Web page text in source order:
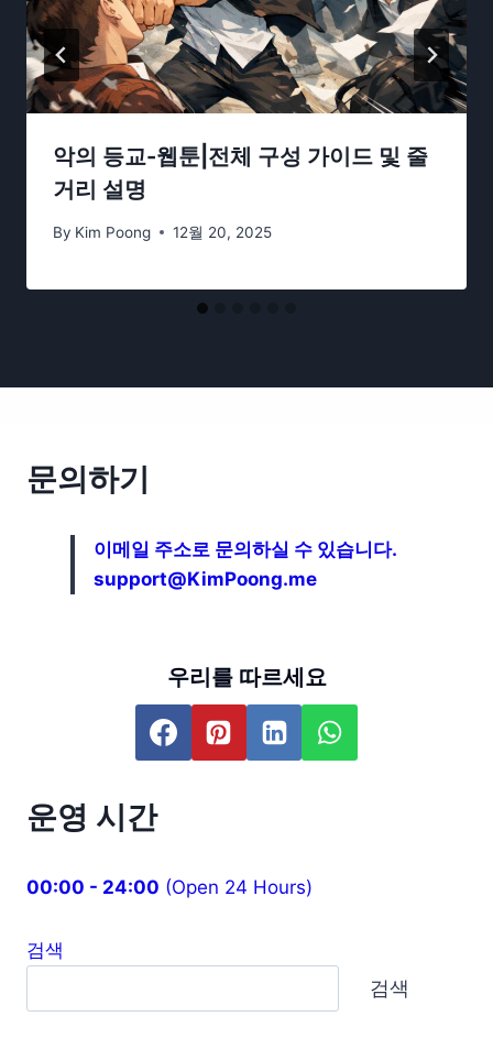
악의 등교-웹툰|전체 구성 가이드 및 줄
거리 설명
By Kim Poong 12월 20, 2025
문의하기
이메일 주소로 문의하실 수 있습니다.
support@KimPoong.me
우리를 따르세요
운영 시간
00:00 - 24:00 (Open 24 Hours)
검색
검색